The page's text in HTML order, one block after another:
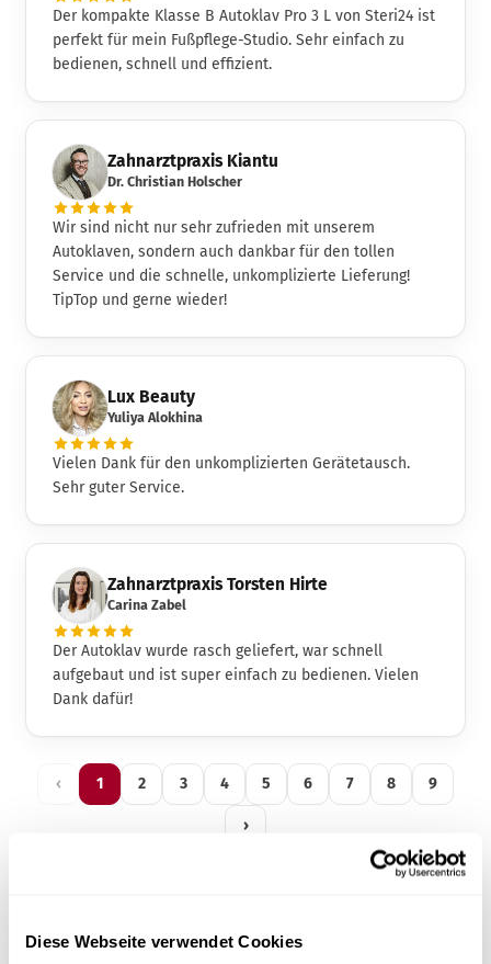
Diese Webseite verwendet Cookies
Der kompakte Klasse B Autoklav Pro 3 L von Steri24 ist
perfekt für mein Fußpflege-Studio. Sehr einfach zu
bedienen, schnell und effizient.
Zahnarztpraxis Kiantu
Dr. Christian Holscher
Wir sind nicht nur sehr zufrieden mit unserem
Autoklaven, sondern auch dankbar für den tollen
Service und die schnelle, unkomplizierte Lieferung!
TipTop und gerne wieder!
Lux Beauty
Yuliya Alokhina
Vielen Dank für den unkomplizierten Gerätetausch.
Sehr guter Service.
Zahnarztpraxis Torsten Hirte
Carina Zabel
Der Autoklav wurde rasch geliefert, war schnell
aufgebaut und ist super einfach zu bedienen. Vielen
Dank dafür!
‹ 1 2 3 4 5 6 7 8 9
›